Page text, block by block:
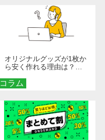
コラム
オリジナルグッズが1枚か
ら安く作れる理由は？オ
とメリットを解説